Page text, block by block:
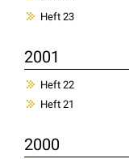
Heft 23
2001
Heft 22
Heft 21
2000